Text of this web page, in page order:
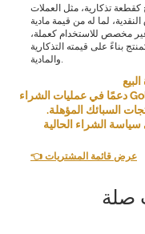
كقطعة تذكارية، مثل العملات
النقدية، لما له من قيمة مادية
مخصص للاستخدام كعملة،
بناءً على قيمته التذكارية
تقدم GoldSilverJapan دعمًا في عمليات الشراء
السبائك المؤهلة.
الشراء الحالية
👈 عرض قائمة المشتريات
صلة